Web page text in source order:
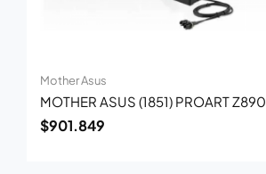
Mother Asus
MOTHER ASUS (1851) PROART Z890
$901.849